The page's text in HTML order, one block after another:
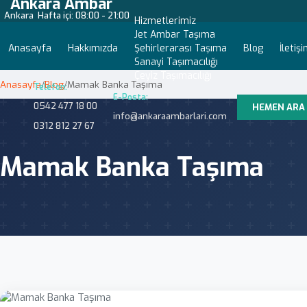
Ankara Hafta içi: 08:00 - 21:00
Anasayfa Hakkımızda
Hizmetlerimiz
Jet Ambar Taşıma
Şehirlerarası Taşıma
Sanayi Taşımacılığı
Blog
Telefon:
0542 477 18 00
0312 812 27 67
E-Posta:
info@ankaraambarlari.com
HEMEN ARA
Anasayfa/Blog/Mamak Banka Taşıma
Mamak Banka Taşıma